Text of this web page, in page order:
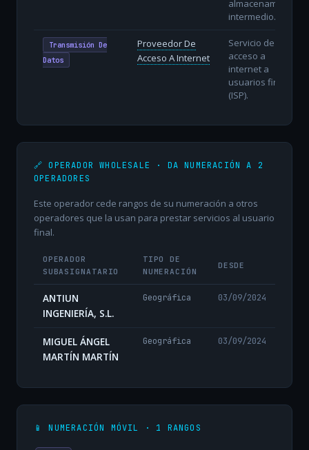
almacenamiento
intermedio.
Transmisión De
Datos
Proveedor De
Acceso A Internet
Servicio de
acceso a
internet a
usuarios finales
(ISP).
🔗 OPERADOR WHOLESALE · DA NUMERACIÓN A 2
OPERADORES
Este operador cede rangos de su numeración a otros
operadores que la usan para prestar servicios al usuario
final.
OPERADOR
SUBASIGNATARIO
TIPO DE
NUMERACIÓN
DESDE
ANTIUN
INGENIERÍA, S.L.
Geográfica 03/09/2024
MIGUEL ÁNGEL
MARTÍN MARTÍN
Geográfica 03/09/2024
📱 NUMERACIÓN MÓVIL · 1 RANGOS